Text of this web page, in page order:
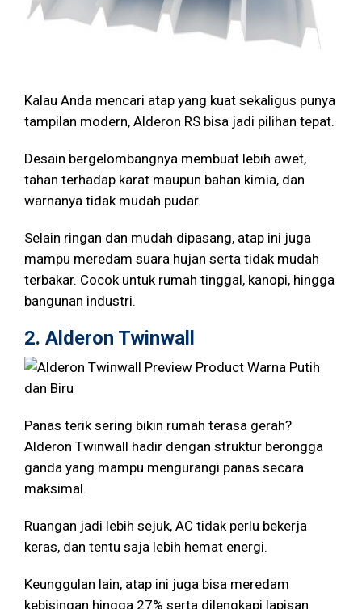
Kalau Anda mencari atap yang kuat sekaligus punya
tampilan modern, Alderon RS bisa jadi pilihan tepat.
Desain bergelombangnya membuat lebih awet,
tahan terhadap karat maupun bahan kimia, dan
warnanya tidak mudah pudar.
Selain ringan dan mudah dipasang, atap ini juga
mampu meredam suara hujan serta tidak mudah
terbakar. Cocok untuk rumah tinggal, kanopi, hingga
bangunan industri.
2. Alderon Twinwall
Panas terik sering bikin rumah terasa gerah?
Alderon Twinwall hadir dengan struktur berongga
ganda yang mampu mengurangi panas secara
maksimal.
Ruangan jadi lebih sejuk, AC tidak perlu bekerja
keras, dan tentu saja lebih hemat energi.
Keunggulan lain, atap ini juga bisa meredam
kebisingan hingga 27% serta dilengkapi lapisan